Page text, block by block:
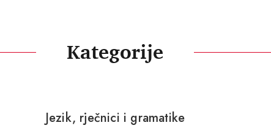
Kategorije
Jezik, rječnici i gramatike